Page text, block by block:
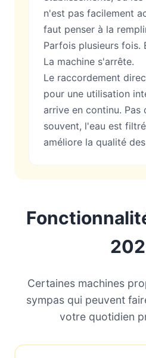
n'est pas facilement
faut penser à la
Parfois plusieurs fois.
La machine s'arrête.
Le raccordement
pour une utilisation
arrive en continu. Pas
souvent, l'eau est
améliore la qualité
Certaines machines
sympas qui peuvent
votre quotidien